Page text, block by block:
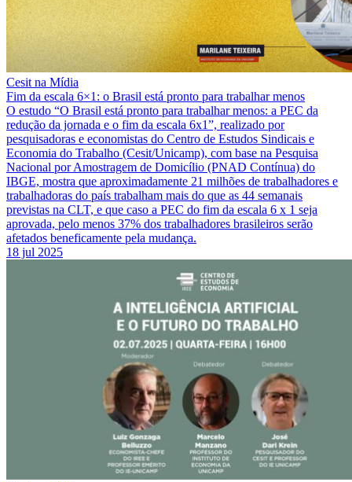
Cesit na Mídia
Fim da escala 6×1: o Brasil está pronto para trabalhar menos
O estudo “O Brasil está pronto para trabalhar menos: a PEC da
redução da jornada e o fim da escala 6x1”, realizado por
pesquisadoras e economistas do Centro de Estudos Sindicais e
Economia do Trabalho (Cesit/Unicamp), com base na Pesquisa
Nacional por Amostragem de Domicílio (PNAD Contínua) do
IBGE, mostra que aproximadamente 21 milhões de trabalhadores e
trabalhadoras do país trabalham mais do que as 44 semanais
previstas na CLT, e que caso a PEC do fim da escala 6 x 1 seja
aprovada, pelo menos 37% dos trabalhadores brasileiros serão
afetados beneficamente pela mudança.
18 jul 2025